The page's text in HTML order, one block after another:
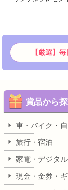
【厳選】
賞品から
車・バイク・
旅行・宿泊
家電・デジタ
現金・金券・